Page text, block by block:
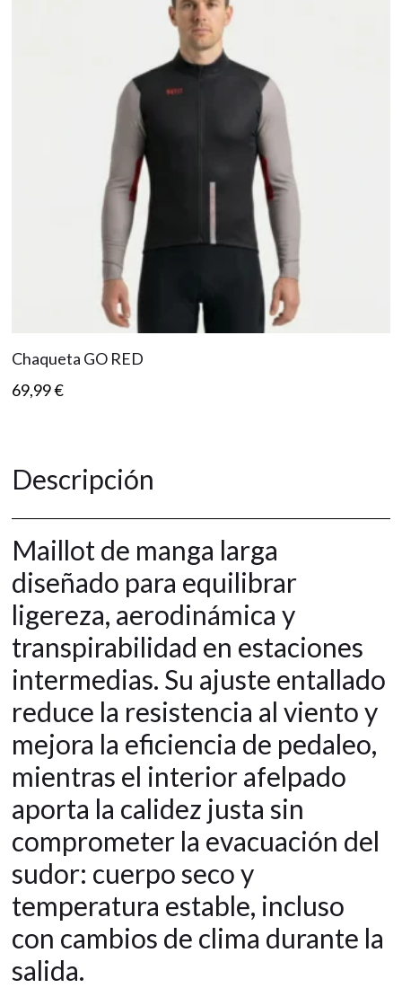
Chaqueta GO RED
69,99€
Descripción
Maillot de manga larga
diseñado para equilibrar
ligereza, aerodinámica y
transpirabilidad en estaciones
intermedias. Su ajuste entallado
reduce la resistencia al viento y
mejora la eficiencia de pedaleo,
mientras el interior afelpado
aporta la calidez justa sin
comprometer la evacuación del
sudor: cuerpo seco y
temperatura estable, incluso
con cambios de clima durante la
salida.